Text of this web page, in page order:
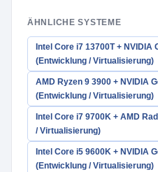
ÄHNLICHE SYSTEME
Intel Core i7 13700T + NVIDIA
(Entwicklung / Virtualisierung)
AMD Ryzen 9 3900 + NVIDIA
(Entwicklung / Virtualisierung)
Intel Core i7 9700K + AMD
/ Virtualisierung)
Intel Core i5 9600K + NVIDIA
(Entwicklung / Virtualisierung)